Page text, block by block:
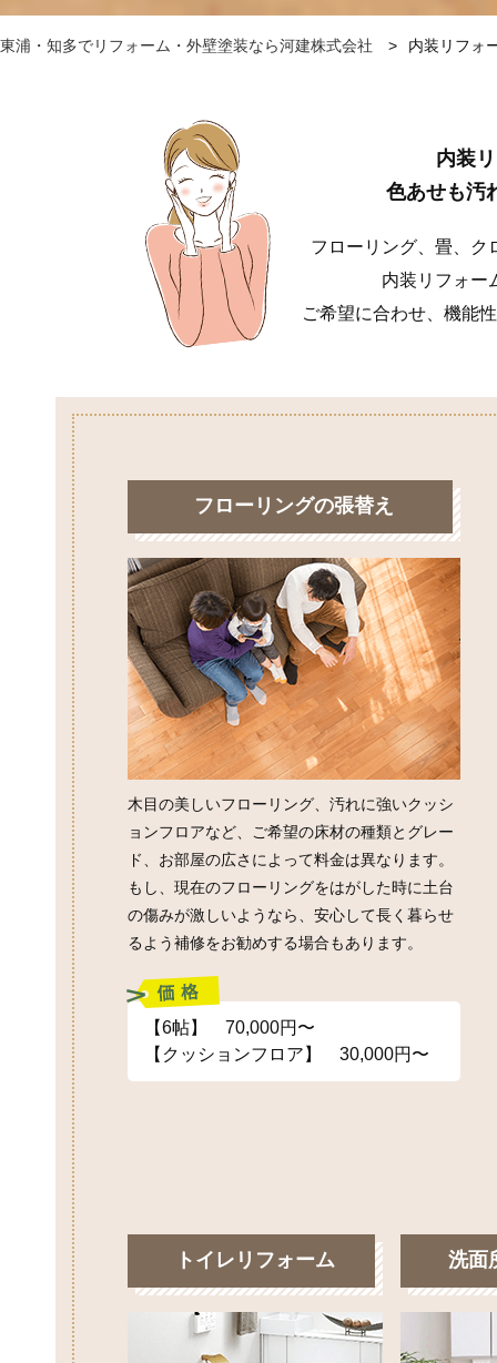
東浦・知多でリフォーム・外壁塗装なら河建株式会社 内装リフォ
内装
色あせも汚
フローリング、畳、ク
内装リフォー
ご希望に合わせ、機能
フローリングの張替え
木目の美しいフローリング、汚れに強いクッシ
ョンフロアなど、ご希望の床材の種類とグレー
ド、お部屋の広さによって料金は異なります。
もし、現在のフローリングをはがした時に土台
の傷みが激しいようなら、安心して長く暮らせ
るよう補修をお勧めする場合もあります。
【6帖】 70,000円〜
【クッションフロア】 30,000円〜
トイレリフォーム 洗面